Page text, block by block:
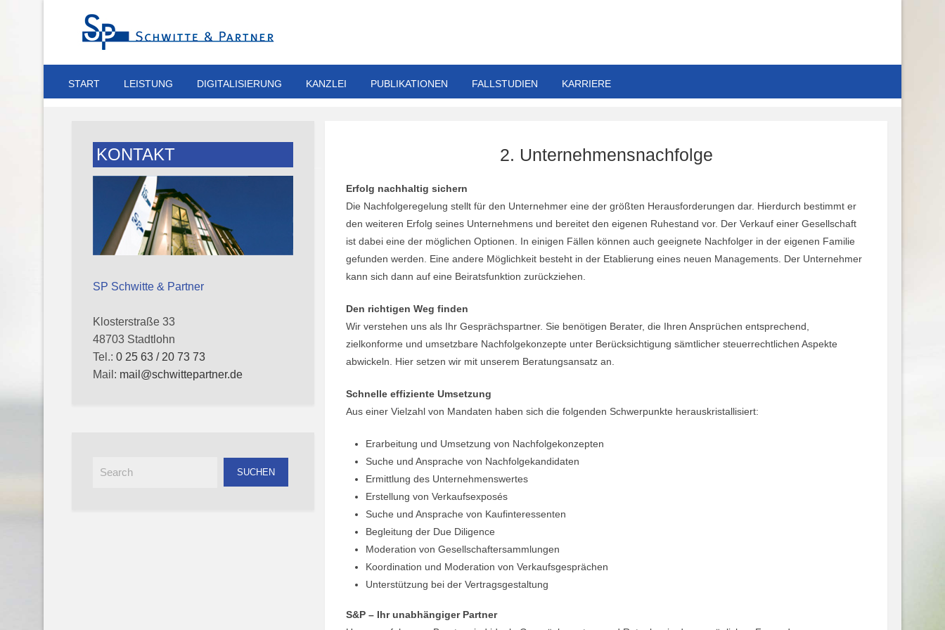
START LEISTUNG DIGITALISIERUNG KANZLEI PUBLIKATIONEN FALLSTUDIEN KARRIERE
2. Unternehmensnachfolge
Erfolg nachhaltig sichern
Die Nachfolgeregelung stellt für den Unternehmer eine der größten Herausforderungen dar. Hierdurch bestimmt er
den weiteren Erfolg seines Unternehmens und bereitet den eigenen Ruhestand vor. Der Verkauf einer Gesellschaft
ist dabei eine der möglichen Optionen. In einigen Fällen können auch geeignete Nachfolger in der eigenen Familie
gefunden werden. Eine andere Möglichkeit besteht in der Etablierung eines neuen Managements. Der Unternehmer
kann sich dann auf eine Beiratsfunktion zurückziehen.
Den richtigen Weg finden
Wir verstehen uns als Ihr Gesprächspartner. Sie benötigen Berater, die Ihren Ansprüchen entsprechend,
zielkonforme und umsetzbare Nachfolgekonzepte unter Berücksichtigung sämtlicher steuerrechtlichen Aspekte
abwickeln. Hier setzen wir mit unserem Beratungsansatz an.
Schnelle effiziente Umsetzung
Aus einer Vielzahl von Mandaten haben sich die folgenden Schwerpunkte herauskristallisiert:
Erarbeitung und Umsetzung von Nachfolgekonzepten
Suche und Ansprache von Nachfolgekandidaten
Ermittlung des Unternehmenswertes
Erstellung von Verkaufsexposés
Suche und Ansprache von Kaufinteressenten
Begleitung der Due Diligence
Moderation von Gesellschaftersammlungen
Koordination und Moderation von Verkaufsgesprächen
Unterstützung bei der Vertragsgestaltung
S&P – Ihr unabhängiger Partner
KONTAKT
SP Schwitte & Partner
Klosterstraße 33
48703 Stadtlohn
Tel.: 0 25 63 / 20 73 73
Mail: mail@schwittepartner.de